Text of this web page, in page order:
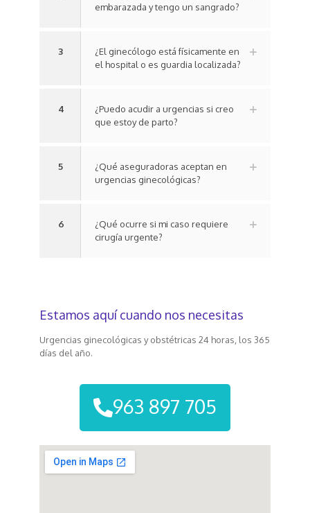
embarazada y tengo un sangrado?
3
¿El ginecólogo está físicamente en
el hospital o es guardia localizada?
4
¿Puedo acudir a urgencias si creo
que estoy de parto?
5
¿Qué aseguradoras aceptan en
urgencias ginecológicas?
6
¿Qué ocurre si mi caso requiere
cirugía urgente?
Estamos aquí cuando nos necesitas
Urgencias ginecológicas y obstétricas 24 horas, los 365
días del año.
963 897 705